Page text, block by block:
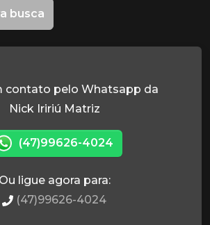
busca
contato pelo Whatsapp da
Nick Iririú Matriz
(47)99626-4024
Ou ligue agora para:
(47)99626-4024